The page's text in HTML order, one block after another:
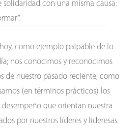
solidaridad con una misma causa:
como ejemplo palpable de lo
nos conocimos y reconocimos
de nuestro pasado reciente, como
(en términos prácticos) los
que orientan nuestra
por nuestros líderes y lideresas